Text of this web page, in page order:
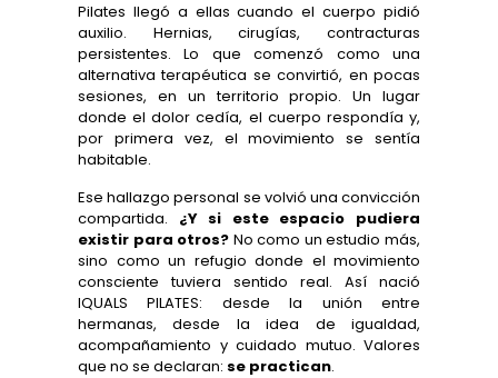
Pilates llegó a ellas cuando el cuerpo pidió
auxilio. Hernias, cirugías, contracturas
persistentes. Lo que comenzó como una
alternativa terapéutica se convirtió, en pocas
sesiones, en un territorio propio. Un lugar
donde el dolor cedía, el cuerpo respondía y,
por primera vez, el movimiento se sentía
habitable.
Ese hallazgo personal se volvió una convicción
compartida. ¿Y si este espacio pudiera
existir para otros? No como un estudio más,
sino como un refugio donde el movimiento
consciente tuviera sentido real. Así nació
IQUALS PILATES: desde la unión entre
hermanas, desde la idea de igualdad,
acompañamiento y cuidado mutuo. Valores
que no se declaran: se practican.